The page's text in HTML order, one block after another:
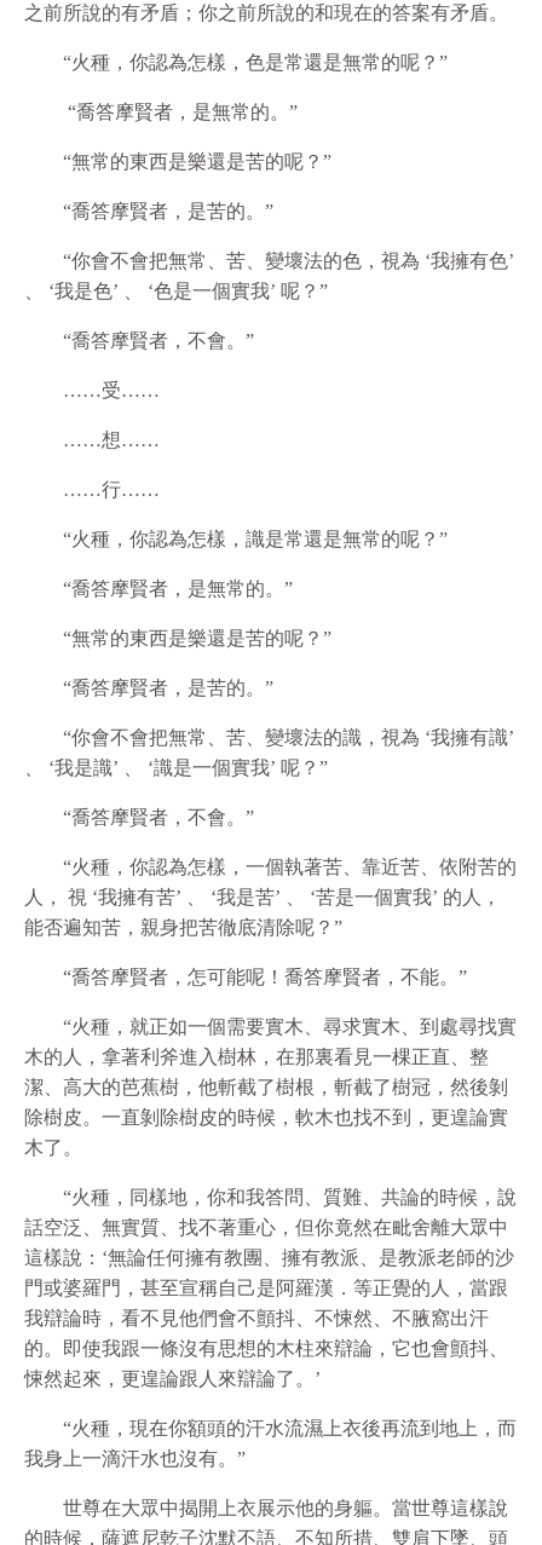
之前所說的有矛盾；你之前所說的和現在的答案有矛盾。
“火種，你認為怎樣，色是常還是無常的呢？”
“喬答摩賢者，是無常的。”
“無常的東西是樂還是苦的呢？”
“喬答摩賢者，是苦的。”
“你會不會把無常、苦、變壞法的色，視為 ‘我擁有色’
、 ‘我是色’ 、 ‘色是一個實我’ 呢？”
“喬答摩賢者，不會。”
……受……
……想……
……行……
“火種，你認為怎樣，識是常還是無常的呢？”
“喬答摩賢者，是無常的。”
“無常的東西是樂還是苦的呢？”
“喬答摩賢者，是苦的。”
“你會不會把無常、苦、變壞法的識，視為 ‘我擁有識’
、 ‘我是識’ 、 ‘識是一個實我’ 呢？”
“喬答摩賢者，不會。”
“火種，你認為怎樣，一個執著苦、靠近苦、依附苦的
人， 視 ‘我擁有苦’ 、 ‘我是苦’ 、 ‘苦是一個實我’ 的人，
能否遍知苦，親身把苦徹底清除呢？”
“喬答摩賢者，怎可能呢！喬答摩賢者，不能。”
“火種，就正如一個需要實木、尋求實木、到處尋找實
木的人，拿著利斧進入樹林，在那裏看見一棵正直、整
潔、高大的芭蕉樹，他斬截了樹根，斬截了樹冠，然後剝
除樹皮。一直剝除樹皮的時候，軟木也找不到，更遑論實
木了。
“火種，同樣地，你和我答問、質難、共論的時候，說
話空泛、無實質、找不著重心，但你竟然在毗舍離大眾中
這樣說：‘無論任何擁有教團、擁有教派、是教派老師的沙
門或婆羅門，甚至宣稱自己是阿羅漢．等正覺的人，當跟
我辯論時，看不見他們會不顫抖、不悚然、不腋窩出汗
的。即使我跟一條沒有思想的木柱來辯論，它也會顫抖、
悚然起來，更遑論跟人來辯論了。’
“火種，現在你額頭的汗水流濕上衣後再流到地上，而
我身上一滴汗水也沒有。”
世尊在大眾中揭開上衣展示他的身軀。當世尊這樣說
的時候，薩遮尼乾子沈默不語、不知所措、雙肩下墜、頭